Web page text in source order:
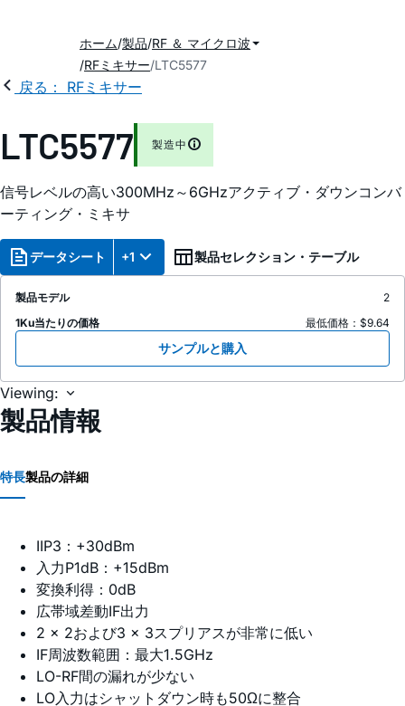
ホーム 製品 RF ＆ マイクロ波
RFミキサー LTC5577
戻る： RFミキサー
LTC5577 製造中
信号レベルの高い300MHz～6GHzアクティブ・ダウンコンバ
ーティング・ミキサ
データシート +1 製品セレクション・テーブル
製品モデル
2
1Ku当たりの価格
最低価格：$9.64
サンプルと購入
Viewing:
製品情報
特長製品の詳細
IIP3：+30dBm
入力P1dB：+15dBm
変換利得：0dB
広帯域差動IF出力
2 × 2および3 × 3スプリアスが非常に低い
IF周波数範囲：最大1.5GHz
LO-RF間の漏れが少ない
LO入力はシャットダウン時も50Ωに整合